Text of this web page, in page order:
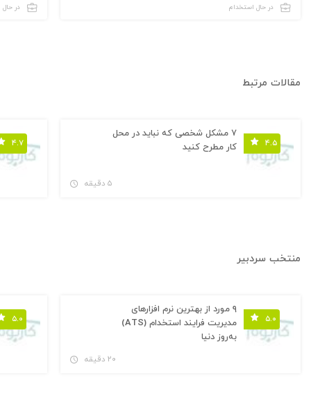
در حال استخدام در
مقالات مرتبط
۴.۵
۷ مشکل شخصی که نباید در محل
کار مطرح کنید
۵ دقیقه
۴.۷
منتخب سردبیر
۵.۰
۹ مورد از بهترین نرم افزارهای
مدیریت فرایند استخدام (ATS)
به‌روز دنیا
۲۰ دقیقه
۵.۰